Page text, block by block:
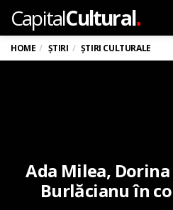
CapitalCultural.
HOME ȘTIRI ȘTIRI CULTURALE
Ada Milea,
Burlăcianu în